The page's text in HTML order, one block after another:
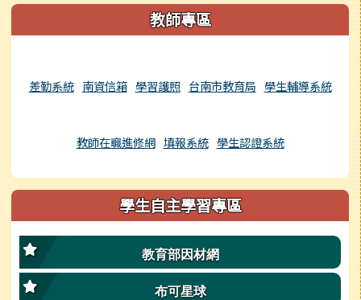
左邊區域內容 教師專區
差勤系統 南資信箱 學習護照 台南市教育局 學生輔導系統
教師在職進修網 填報系統 學生認證系統
學生自主學習專區
教育部因材網
布可星球